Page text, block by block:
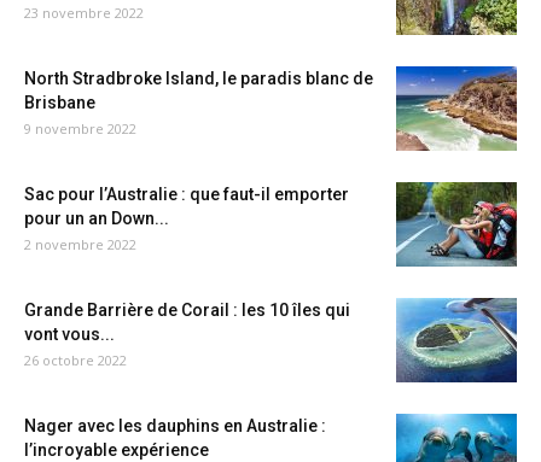
23 novembre 2022
North Stradbroke Island, le paradis blanc de
Brisbane
9 novembre 2022
Sac pour l’Australie : que faut-il emporter
pour un an Down...
2 novembre 2022
Grande Barrière de Corail : les 10 îles qui
vont vous...
26 octobre 2022
Nager avec les dauphins en Australie :
l’incroyable expérience